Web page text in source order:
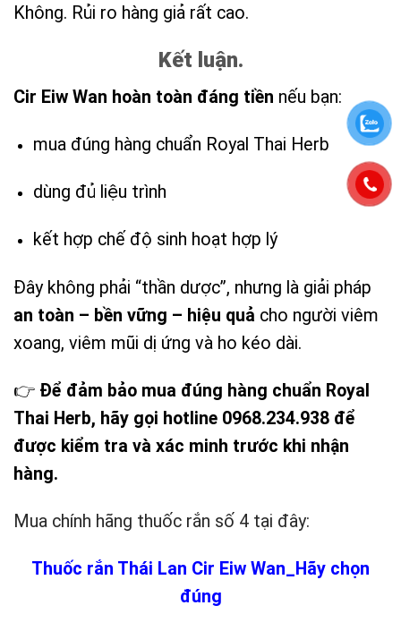
Không. Rủi ro hàng giả rất cao.
Kết luận.
Cir Eiw Wan hoàn toàn đáng tiền nếu bạn:
mua đúng hàng chuẩn Royal Thai Herb
dùng đủ liệu trình
kết hợp chế độ sinh hoạt hợp lý
Đây không phải “thần dược”, nhưng là giải pháp
an toàn – bền vững – hiệu quả cho người viêm
xoang, viêm mũi dị ứng và ho kéo dài.
👉 Để đảm bảo mua đúng hàng chuẩn Royal
Thai Herb, hãy gọi hotline 0968.234.938 để
được kiểm tra và xác minh trước khi nhận
hàng.
Mua chính hãng thuốc rắn số 4 tại đây:
Thuốc rắn Thái Lan Cir Eiw Wan_Hãy chọn
đúng